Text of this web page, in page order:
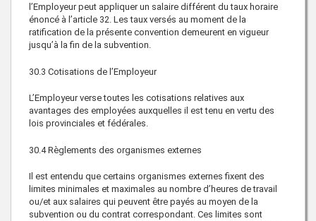
l’Employeur peut appliquer un salaire différent du taux horaire
énoncé à l’article 32. Les taux versés au moment de la
ratification de la présente convention demeurent en vigueur
jusqu’à la fin de la subvention.
30.3 Cotisations de l’Employeur
L’Employeur verse toutes les cotisations relatives aux
avantages des employées auxquelles il est tenu en vertu des
lois provinciales et fédérales.
30.4Règlements des organismes externes
Il est entendu que certains organismes externes fixent des
limites minimales et maximales au nombre d’heures de travail
ou/et aux salaires qui peuvent être payés au moyen de la
subvention ou du contrat correspondant. Ces limites sont